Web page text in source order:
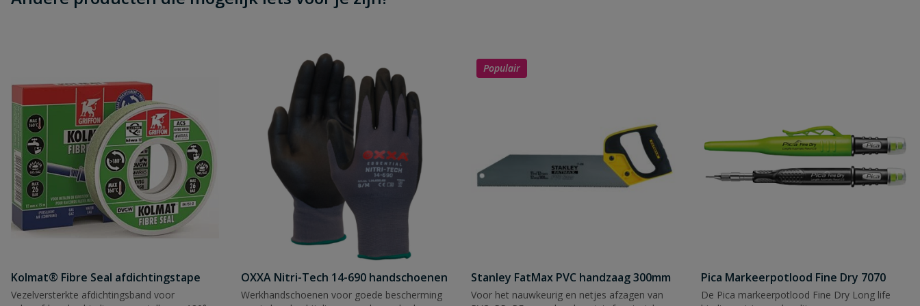
Kolmat® Fibre Seal afdichtingstape
Vezelversterkte afdichtingsband voor
OXXA Nitri-Tech 14-690 handschoenen
Werkhandschoenen voor goede bescherming
Populair
Stanley FatMax PVC handzaag 300mm
Voor het nauwkeurig en netjes afzagen van
Pica Markeerpotlood Fine Dry 7070
De Pica markeerpotlood Fine Dry Long life